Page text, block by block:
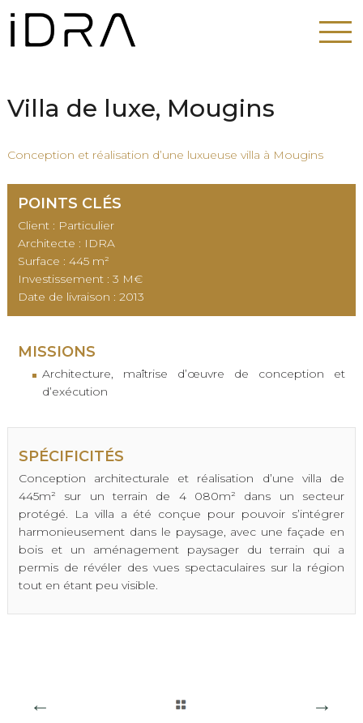
Villa de luxe, Mougins
Conception et réalisation d’une luxueuse villa à Mougins
POINTS CLÉS
Client : Particulier
Architecte : IDRA
Surface : 445 m²
Investissement : 3 M€
Date de livraison : 2013
MISSIONS
Architecture, maîtrise d’œuvre de conception et
d’exécution
SPÉCIFICITÉS
Conception architecturale et réalisation d’une villa de
445m² sur un terrain de 4 080m² dans un secteur
protégé. La villa a été conçue pour pouvoir s’intégrer
harmonieusement dans le paysage, avec une façade en
bois et un aménagement paysager du terrain qui a
permis de révéler des vues spectaculaires sur la région
tout en étant peu visible.
← →